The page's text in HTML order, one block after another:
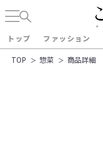
トップ ファッション
TOP 惣菜 商品詳細